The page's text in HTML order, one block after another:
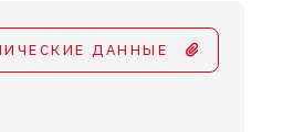
ДАННЫЕ